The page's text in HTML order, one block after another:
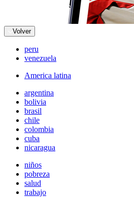
Volver
peru
venezuela
America latina
argentina
bolivia
brasil
chile
colombia
cuba
nicaragua
niños
pobreza
salud
trabajo